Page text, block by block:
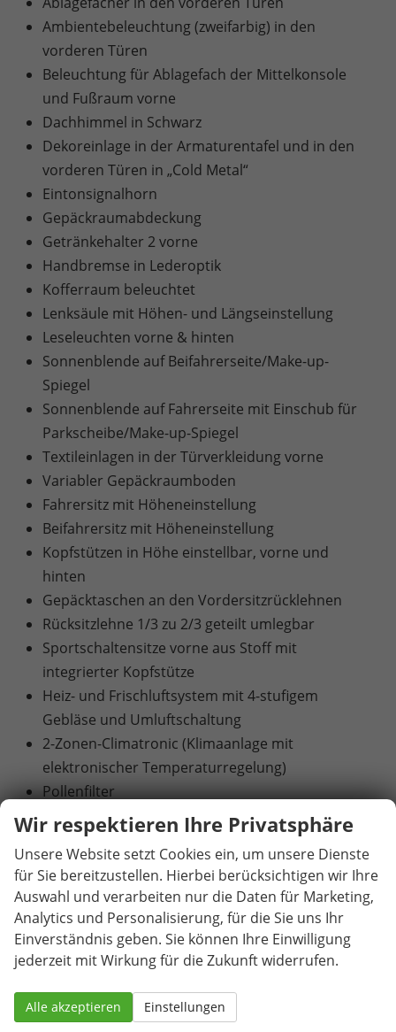
Ambientebeleuchtung (zweifarbig) in den
vorderen Türen
Beleuchtung für Ablagefach der Mittelkonsole
und Fußraum vorne
Dachhimmel in Schwarz
Dekoreinlage in der Armaturentafel und in den
vorderen Türen in „Cold Metal“
Eintonsignalhorn
Gepäckraumabdeckung
Getränkehalter 2 vorne
Handbremse in Lederoptik
Kofferraum beleuchtet
Lenksäule mit Höhen- und Längseinstellung
Leseleuchten vorne & hinten
Sonnenblende auf Beifahrerseite/Make-up-
Spiegel
Sonnenblende auf Fahrerseite mit Einschub für
Parkscheibe/Make-up-Spiegel
Textileinlagen in der Türverkleidung vorne
Variabler Gepäckraumboden
Fahrersitz mit Höheneinstellung
Beifahrersitz mit Höheneinstellung
Kopfstützen in Höhe einstellbar, vorne und
hinten
Gepäcktaschen an den Vordersitzrücklehnen
Rücksitzlehne 1/3 zu 2/3 geteilt umlegbar
Sportschaltensitze vorne aus Stoff mit
integrierter Kopfstütze
Heiz- und Frischluftsystem mit 4-stufigem
Gebläse und Umluftschaltung
2-Zonen-Climatronic (Klimaanlage mit
elektronischer Temperaturregelung)
Pollenfilter
6 Lautsprecher
Infotainmentsystem mit 8,25" Display [USB-C-
Schnittstelle / Bluetooth-Schnittstelle mit
integrierter Freisprechanlage und Audio-
Streaming / Vorbereitet für die Aktivierung von
SEAT CONNECT mit kostenloser Vertragslaufzeit
von 10 Jahren]
Blinkleuchten in den Außenspiegeln
Wir respektieren Ihre Privatsphäre
Unsere Website setzt Cookies ein, um unsere Dienste
für Sie bereitzustellen. Hierbei berücksichtigen wir Ihre
Auswahl und verarbeiten nur die Daten für Marketing,
Analytics und Personalisierung, für die Sie uns Ihr
Einverständnis geben. Sie können Ihre Einwilligung
jederzeit mit Wirkung für die Zukunft widerrufen.
Alle akzeptieren Einstellungen